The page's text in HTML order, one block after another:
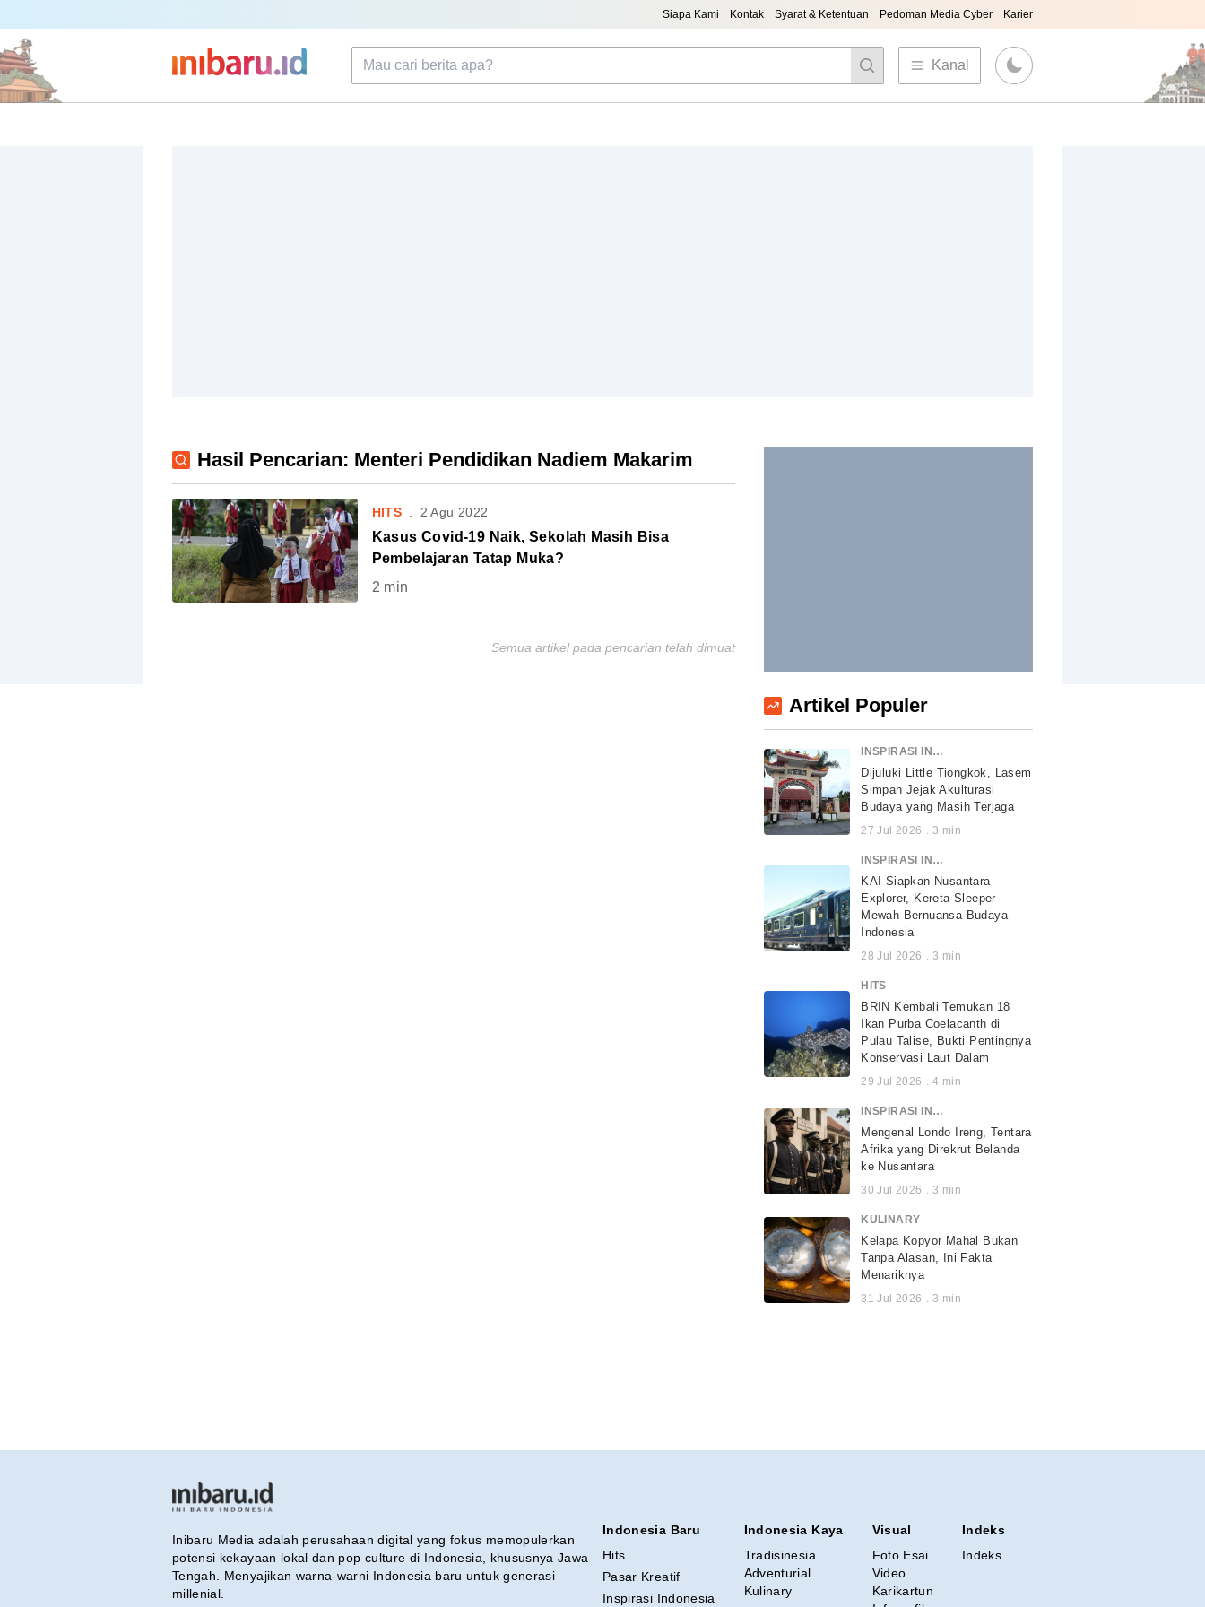
Siapa Kami Kontak Syarat & Ketentuan Pedoman Media Cyber Karier
Kanal
Hasil Pencarian: Menteri Pendidikan Nadiem Makarim
HITS 2 Agu 2022
Kasus Covid-19 Naik, Sekolah Masih Bisa
Pembelajaran Tatap Muka?
2 min
Semua artikel pada pencarian telah dimuat
Artikel Populer
INSPIRASI INDONESIA
Dijuluki Little Tiongkok, Lasem
Simpan Jejak Akulturasi
Budaya yang Masih Terjaga
27 Jul 2026 . 3 min
INSPIRASI INDONESIA
KAI Siapkan Nusantara
Explorer, Kereta Sleeper
Mewah Bernuansa Budaya
Indonesia
28 Jul 2026 . 3 min
HITS
BRIN Kembali Temukan 18
Ikan Purba Coelacanth di
Pulau Talise, Bukti Pentingnya
Konservasi Laut Dalam
29 Jul 2026 . 4 min
INSPIRASI INDONESIA
Mengenal Londo Ireng, Tentara
Afrika yang Direkrut Belanda
ke Nusantara
30 Jul 2026 . 3 min
KULINARY
Kelapa Kopyor Mahal Bukan
Tanpa Alasan, Ini Fakta
Menariknya
31 Jul 2026 . 3 min
Inibaru Media adalah perusahaan digital yang fokus memopulerkan
potensi kekayaan lokal dan pop culture di Indonesia, khususnya Jawa
Tengah. Menyajikan warna-warni Indonesia baru untuk generasi
millenial.
Indonesia Baru
Hits
Pasar Kreatif
Inspirasi Indonesia
Indonesia Kaya
Tradisinesia
Adventurial
Kulinary
Visual
Foto Esai
Video
Karikartun
Indeks
Indeks